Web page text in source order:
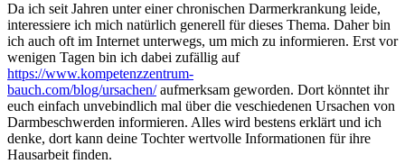
Da ich seit Jahren unter einer chronischen Darmerkrankung leide,
interessiere ich mich natürlich generell für dieses Thema. Daher bin
ich auch oft im Internet unterwegs, um mich zu informieren. Erst vor
wenigen Tagen bin ich dabei zufällig auf
https://www.kompetenzzentrum-
bauch.com/blog/ursachen/aufmerksam geworden. Dort könntet ihr
euch einfach unvebindlich mal über die veschiedenen Ursachen von
Darmbeschwerden informieren. Alles wird bestens erklärt und ich
denke, dort kann deine Tochter wertvolle Informationen für ihre
Hausarbeit finden.